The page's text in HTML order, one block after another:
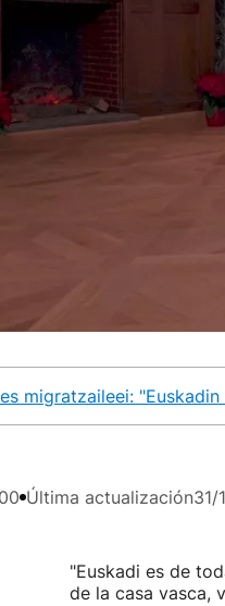
migratzaileei:
Última actualización31/
"Euskadi es de
de la casa vasca,